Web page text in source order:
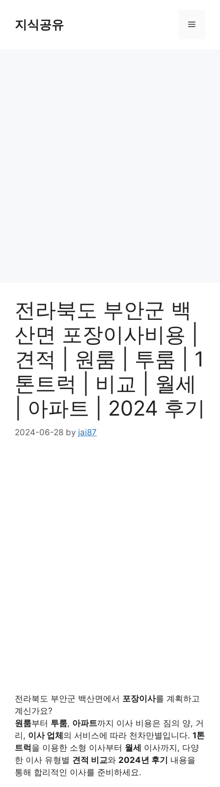
content지식공유 Menu
전라북도 부안군 백
산면 포장이사비용 |
견적 | 원룸 | 투룸 | 1
톤트럭 | 비교 | 월세
| 아파트 | 2024 후기
2024-06-28 by jai87
전라북도 부안군 백산면에서 포장이사를 계획하고
계신가요?
원룸부터 투룸, 아파트까지 이사 비용은 짐의 양, 거
리, 이사 업체 의 서비스에 따라 천차만별입니다. 1톤
트럭 을 이용한 소형 이사부터 월세 이사까지, 다양
한 이사 유형별 견적 비교와 2024년 후기
내용을
통해 합리적인 이사를 준비하세요.